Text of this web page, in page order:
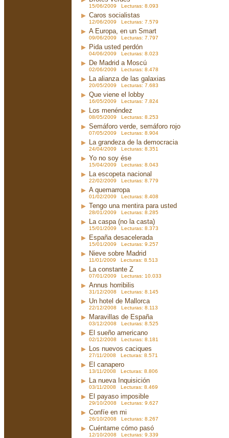
15/06/2009 Lecturas: 8.093
Caros socialistas
12/06/2009 Lecturas: 7.579
A Europa, en un Smart
09/06/2009 Lecturas: 7.797
Pida usted perdón
04/06/2009 Lecturas: 8.023
De Madrid a Moscú
02/06/2009 Lecturas: 8.478
La alianza de las galaxias
20/05/2009 Lecturas: 7.683
Que viene el lobby
16/05/2009 Lecturas: 7.824
Los menéndez
08/05/2009 Lecturas: 8.253
Semáforo verde, semáforo rojo
07/05/2009 Lecturas: 8.904
La grandeza de la democracia
24/04/2009 Lecturas: 8.351
Yo no soy ése
15/04/2009 Lecturas: 8.043
La escopeta nacional
22/02/2009 Lecturas: 8.779
A quemarropa
01/02/2009 Lecturas: 8.408
Tengo una mentira para usted
28/01/2009 Lecturas: 8.285
La caspa (no la casta)
15/01/2009 Lecturas: 8.373
España desacelerada
15/01/2009 Lecturas: 9.257
Nieve sobre Madrid
11/01/2009 Lecturas: 8.513
La constante Z
07/01/2009 Lecturas: 10.033
Annus horribilis
31/12/2008 Lecturas: 8.145
Un hotel de Mallorca
22/12/2008 Lecturas: 8.113
Maravillas de España
03/12/2008 Lecturas: 8.525
El sueño americano
02/12/2008 Lecturas: 8.181
Los nuevos caciques
27/11/2008 Lecturas: 8.571
El canapero
13/11/2008 Lecturas: 8.806
La nueva Inquisición
03/11/2008 Lecturas: 8.469
El payaso imposible
29/10/2008 Lecturas: 9.627
Confíe en mi
26/10/2008 Lecturas: 8.267
Cuéntame cómo pasó
12/10/2008 Lecturas: 9.339